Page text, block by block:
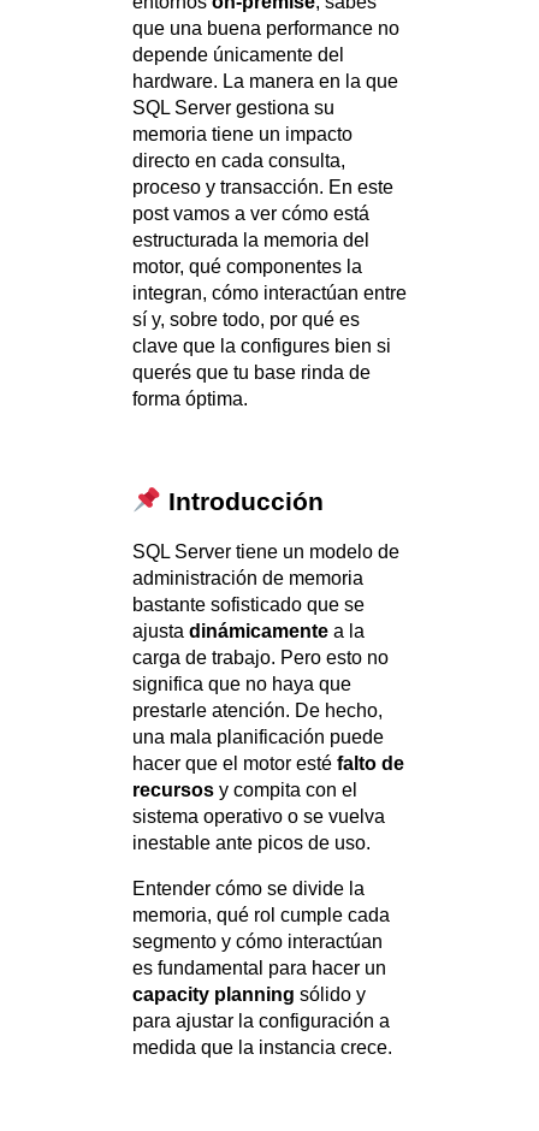
que una buena performance no
depende únicamente del
hardware. La manera en la que
SQL Server gestiona su
memoria tiene un impacto
directo en cada consulta,
proceso y transacción. En este
post vamos a ver cómo está
estructurada la memoria del
motor, qué componentes la
integran, cómo interactúan entre
sí y, sobre todo, por qué es
clave que la configures bien si
querés que tu base rinda de
forma óptima.
Introducción
SQL Server tiene un modelo de
administración de memoria
bastante sofisticado que se
ajusta dinámicamente a la
carga de trabajo. Pero esto no
significa que no haya que
prestarle atención. De hecho,
una mala planificación puede
hacer que el motor esté falto de
recursos y compita con el
sistema operativo o se vuelva
inestable ante picos de uso.
Entender cómo se divide la
memoria, qué rol cumple cada
segmento y cómo interactúan
es fundamental para hacer un
capacity planning sólido y
para ajustar la configuración a
medida que la instancia crece.